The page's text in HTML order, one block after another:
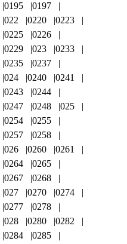
0195
0197
022 0220
0223
0225
0226
0229 023
0233
0235
0237
024 0240
0241
0243
0244
0247 0248
025
0254
0255
0257
0258
026 0260
0261
0264
0265
0267
0268
027 0270
0274
0277
0278
028 0280
0282
0284
0285